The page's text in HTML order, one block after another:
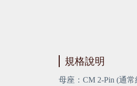
規格說明
母座：CM 2-Pin (通